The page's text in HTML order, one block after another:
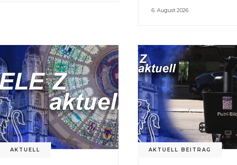
6. August 2026
AKTUELL AKTUELL BEITRAG